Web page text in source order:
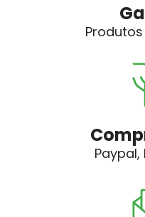
Produtos
Paypal,